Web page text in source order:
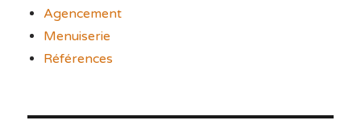
Agencement
Menuiserie
Références